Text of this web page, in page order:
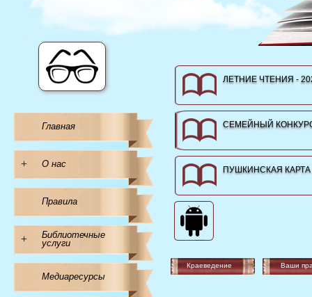
Главная
+ О нас
Правила
+
Библиотечные
услуги
Медиаресурсы
ЛЕТНИЕ ЧТЕНИЯ -
СЕМЕЙНЫЙ
ПУШКИНСКАЯ КАРТА
Краеведение Ваши